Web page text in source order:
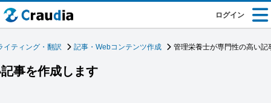
ログイン
イティング・翻訳 記事・Webコンテンツ作成 管理栄養士が専門性の高い記
事を作成します